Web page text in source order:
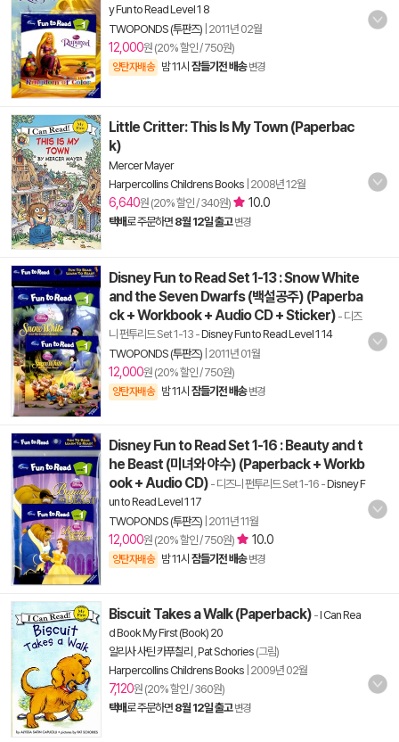
y Fun to Read Level 1 8
TWOPONDS (투판즈) 2011년 02월
12,000원 (20% 할인 / 750원)
양탄자배송 밤 11시 잠들기전 배송 변경
Little Critter: This Is My Town (Paperbac
k)
Mercer Mayer
Harpercollins Childrens Books 2008년 12월
6,640원 (20% 할인 / 340원) 10.0
택배로 주문하면 8월 12일 출고 변경
Disney Fun to Read Set 1-13 : Snow White
and the Seven Dwarfs (백설공주) (Paperba
ck + Workbook + Audio CD + Sticker) - 디즈
니 펀투리드 Set 1-13 -Disney Fun to Read Level 1 14
TWOPONDS (투판즈) 2011년 01월
12,000원 (20% 할인 / 750원)
양탄자배송 밤 11시 잠들기전 배송 변경
Disney Fun to Read Set 1-16 : Beauty and t
he Beast (미녀와 야수) (Paperback + Workb
ook + Audio CD) - 디즈니 펀투리드 Set 1-16 -Disney F
un to Read Level 1 17
TWOPONDS (투판즈) 2011년 11월
12,000원 (20% 할인 / 750원) 10.0
양탄자배송 밤 11시 잠들기전 배송 변경
Biscuit Takes a Walk (Paperback) -I Can Rea
d Book My First (Book) 20
알리사 사틴 카푸칠리 Pat Schories (그림)
Harpercollins Childrens Books 2009년 02월
7,120원 (20% 할인 / 360원)
택배로 주문하면 8월 12일 출고 변경